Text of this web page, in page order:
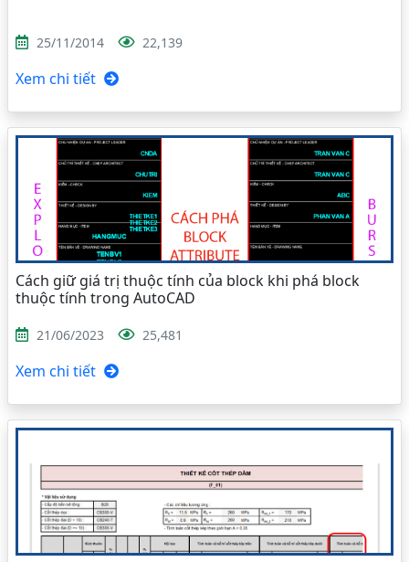
25/11/2014 22,139
Xem chi tiết
Cách giữ giá trị thuộc tính của block khi phá block
thuộc tính trong AutoCAD
21/06/2023 25,481
Xem chi tiết